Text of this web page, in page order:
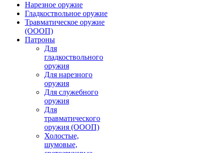
Нарезное оружие
Гладкоствольное оружие
Травматическое оружие
(ОООП)
Патроны
Для
гладкоствольного
оружия
Для нарезного
оружия
Для служебного
оружия
Для
травматического
оружия (ОООП)
Холостые,
шумовые,